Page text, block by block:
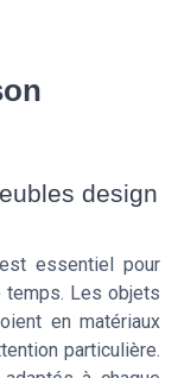
design
essentiel pour
temps. Les objets
en matériaux
particulière.